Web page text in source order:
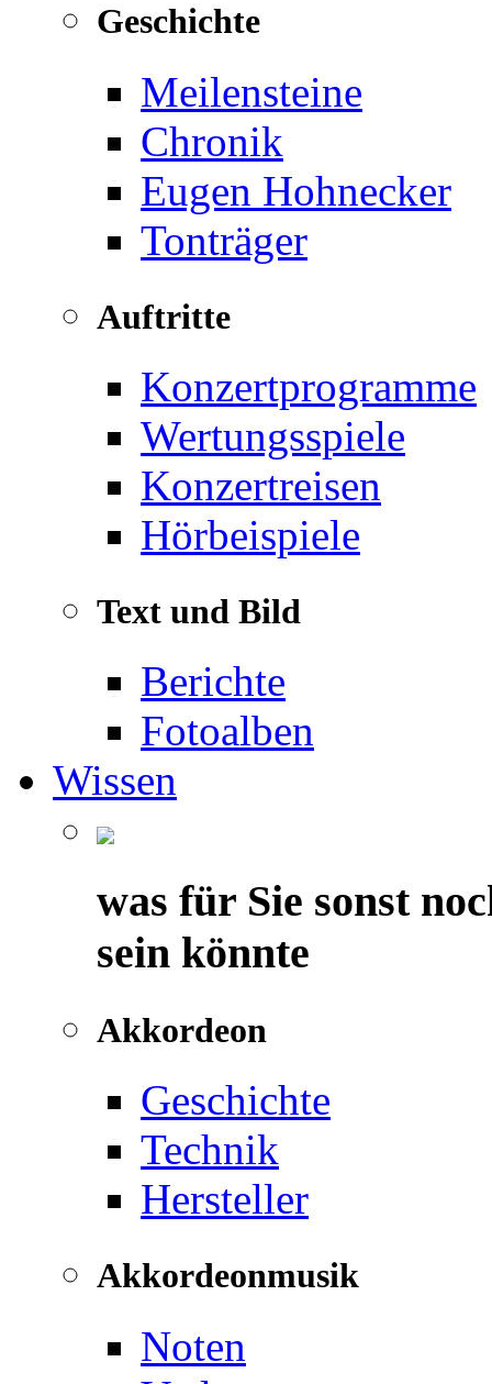
Geschichte
Meilensteine
Chronik
Eugen Hohnecker
Tonträger
Auftritte
Konzertprogramme
Wertungsspiele
Konzertreisen
Hörbeispiele
Text und Bild
Berichte
Fotoalben
Wissen
was für Sie sonst
sein könnte
Akkordeon
Geschichte
Technik
Hersteller
Akkordeonmusik
Noten